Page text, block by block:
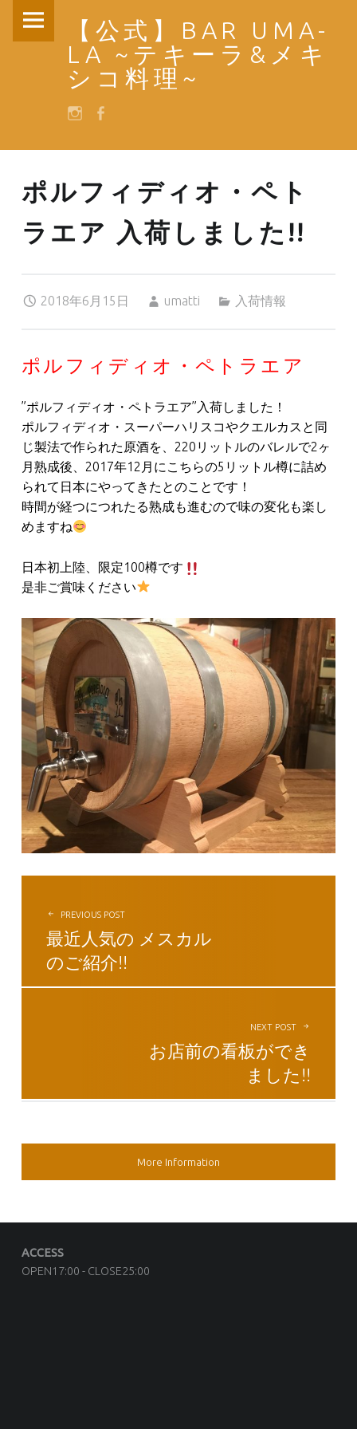
ポルフィディオ・ペトラエア 入荷しました!! – 【公式】BAR UMA-LA ~テキーラ&メキシコ料理~
【公式】BAR UMA-
LA ~テキーラ&メキ
シコ料理~
SOCIAL MENU
ポルフィディオ・ペト
ラエア 入荷しました!!
2018年6月15日
umatti
入荷情報
ポルフィディオ・ペトラエア
”ポルフィディオ・ペトラエア”入荷しました！
ポルフィディオ・スーパーハリスコやクエルカスと同
じ製法で作られた原酒を、220リットルのバレルで2ヶ
月熟成後、2017年12月にこちらの5リットル樽に詰め
られて日本にやってきたとのことです！
時間が経つにつれたる熟成も進むので味の変化も楽し
めますね
日本初上陸、限定100樽です
是非ご賞味ください
投稿ナビゲーション
PREVIOUS POST
最近人気の メスカル
のご紹介!!
NEXT POST
お店前の看板ができ
ました!!
SIDEBAR
More Information
FOOTER SIDEBAR
ACCESS
OPEN17:00 - CLOSE25:00